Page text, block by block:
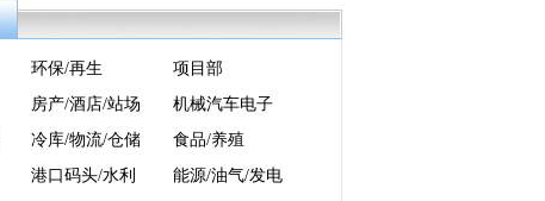
环保/再生
项目部
房产/酒店/站场
机械汽车电子
冷库/物流/仓储
食品/养殖
港口码头/水利
能源/油气/发电